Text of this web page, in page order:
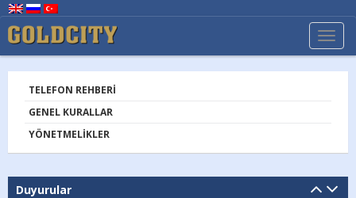
TELEFON REHBERI
GENEL KURALLAR
YÖNETMELIKLER
Duyurular